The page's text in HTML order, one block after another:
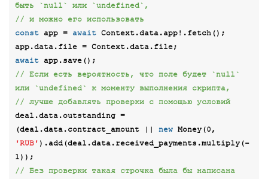
быть `null` или `undefined`,
// и можно его использовать
const app = await Context.data.app!.fetch();
await
// Если есть вероятность, что поле будет `null`
или `undefined` к моменту выполнения скрипта,
// лучше добавлять проверки с помощью условий
deal.data.outstanding =
(deal.data.contract_amount || new Money(0
'RUB' ).add(deal.data.received_payments.multiply(-
1
// Без проверки такая строчка была бы написана